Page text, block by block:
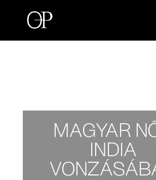
MAGYAR
INDIA